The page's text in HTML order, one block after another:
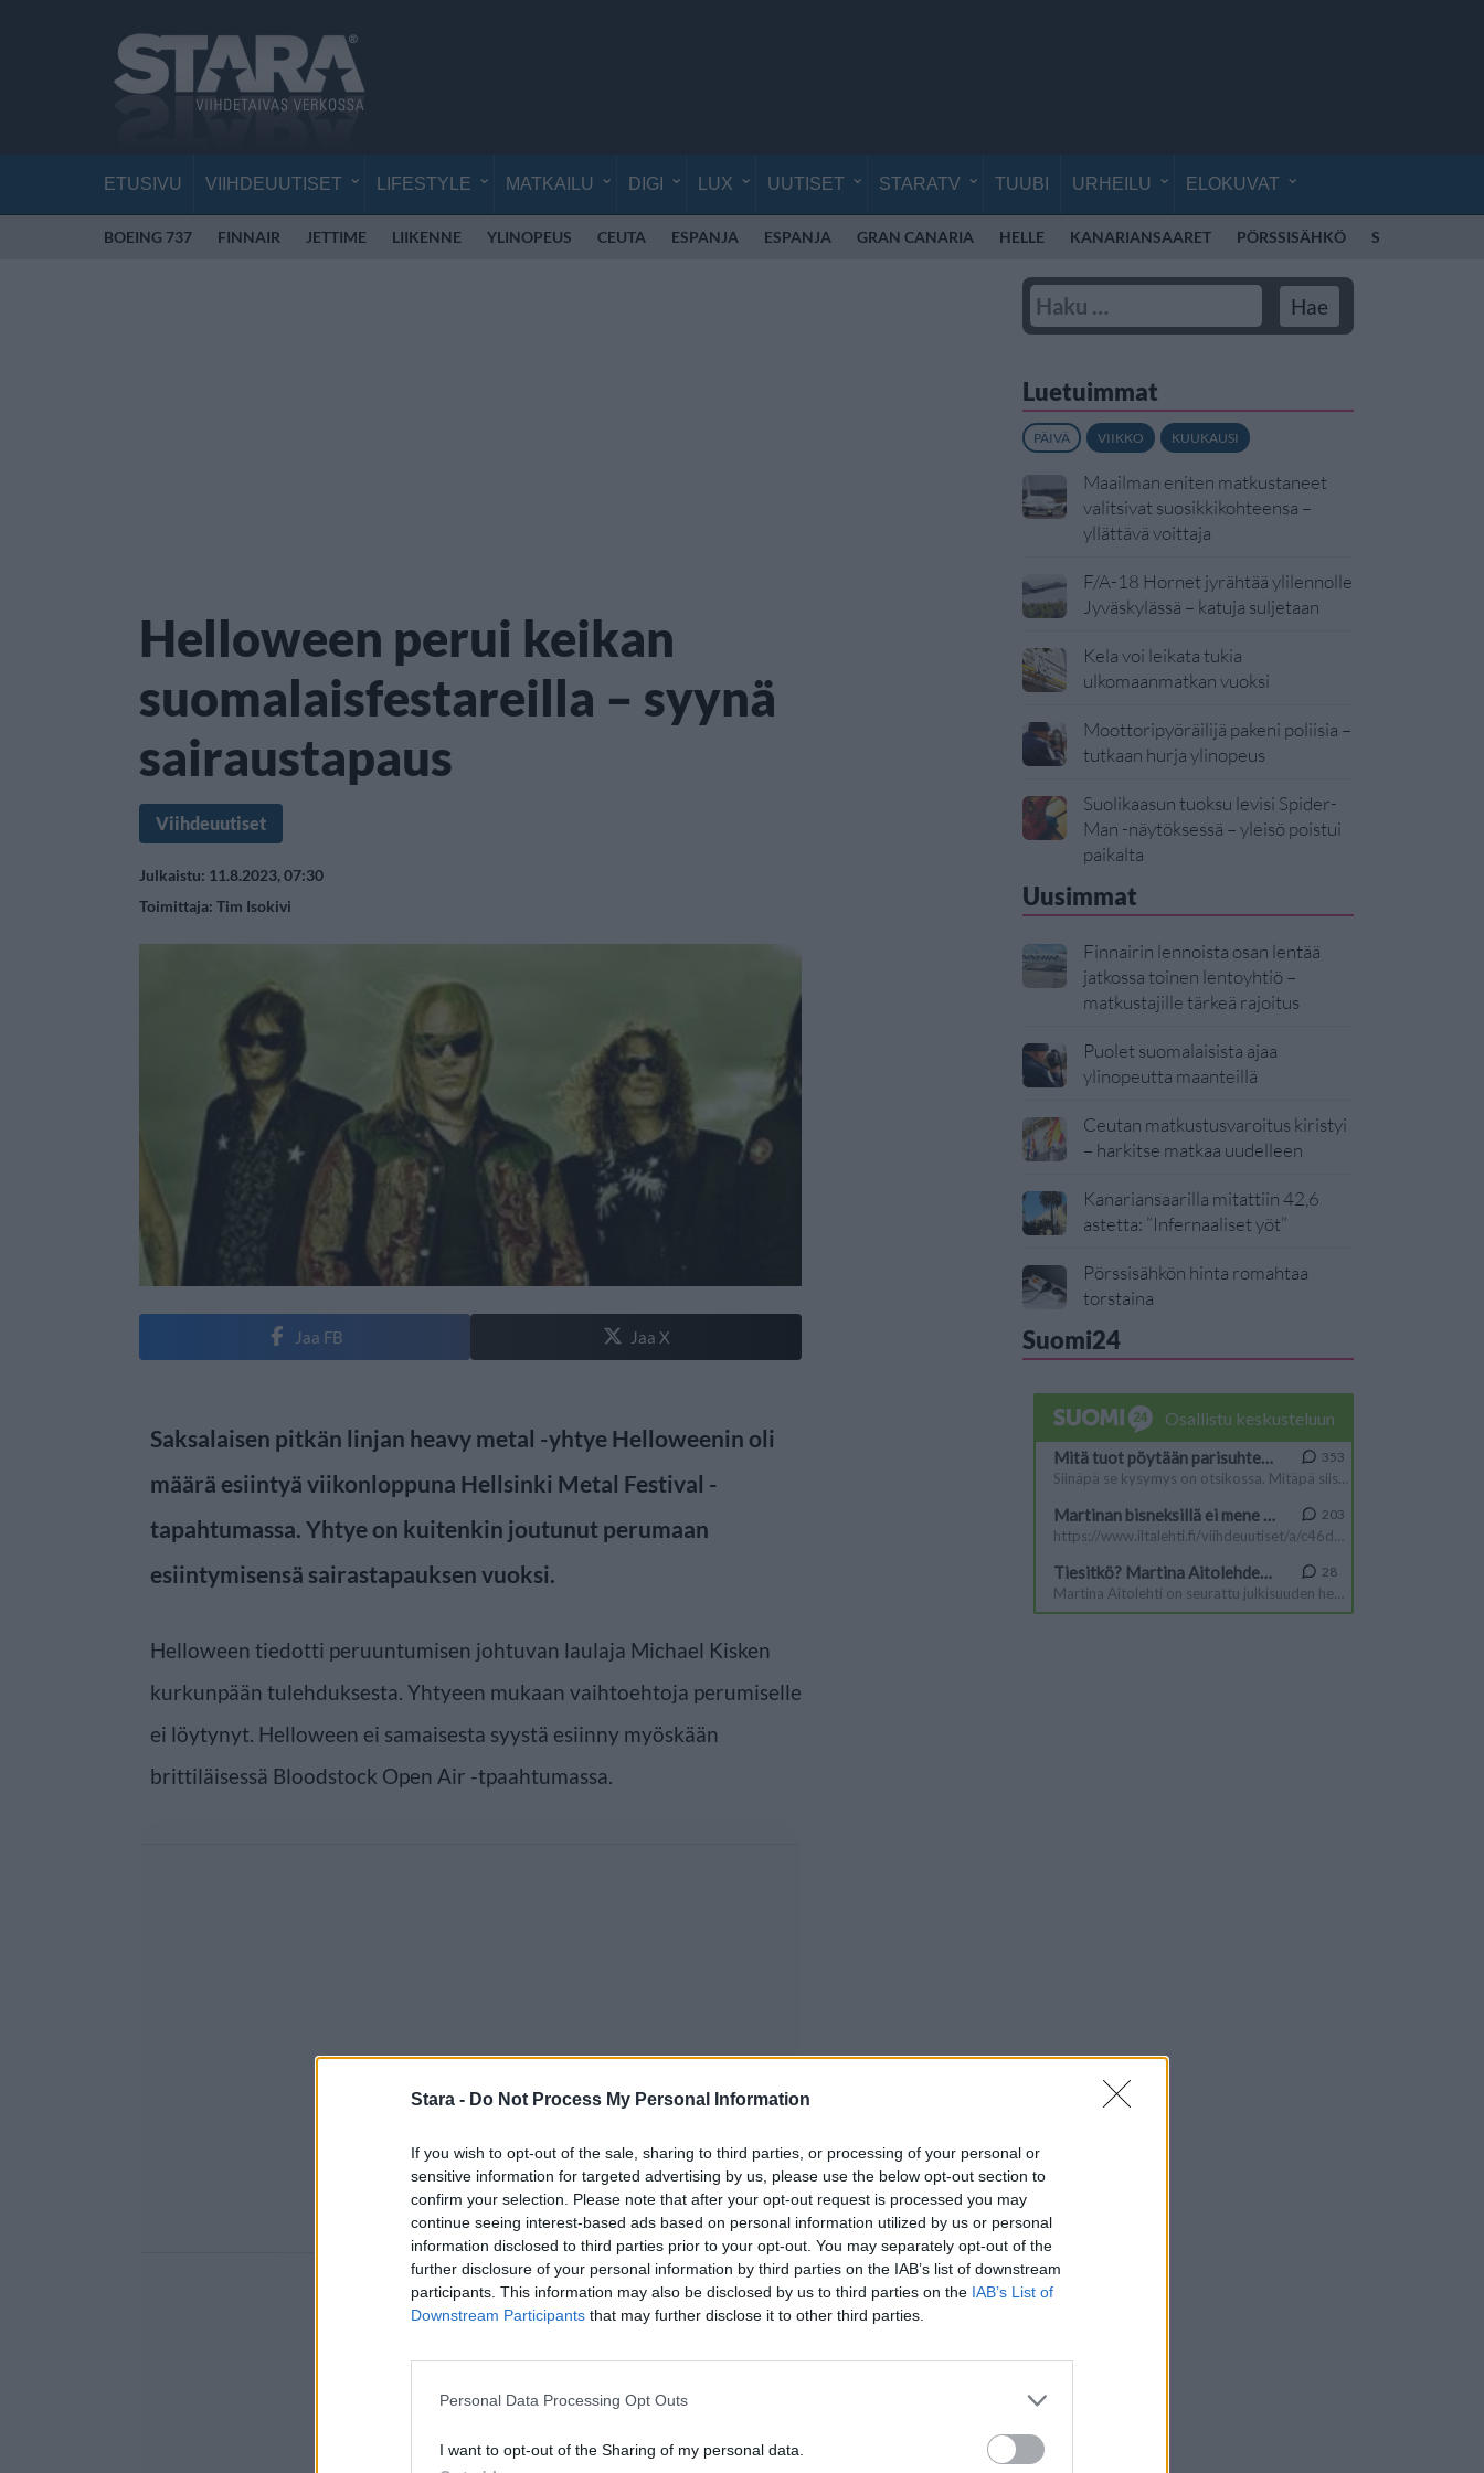
Stara - Do Not Process My Personal Information
If you wish to opt-out of the sale, sharing to third parties, or processing of your personal or
sensitive information for targeted advertising by us, please use the below opt-out section to
confirm your selection. Please note that after your opt-out request is processed you may
continue seeing interest-based ads based on personal information utilized by us or personal
information disclosed to third parties prior to your opt-out. You may separately opt-out of the
further disclosure of your personal information by third parties on the IAB’s list of downstream
participants. This information may also be disclosed by us to third parties on the IAB’s List of
Downstream Participants that may further disclose it to other third parties.
Personal Data Processing Opt Outs
I want to opt-out of the Sharing of my personal data.
ETUSIVU VIIHDEUUTISET LIFESTYLE MATKAILU DIGI LUX UUTISET STARATV TUUBI URHEILU ELOKUVAT
BOEING 737 FINNAIR JETTIME LIIKENNE YLINOPEUS CEUTA ESPANJA ESPANJA GRAN CANARIA HELLE KANARIANSAARET PÖRSSISÄHKÖ SÄHKÖ
Helloween perui keikan
suomalaisfestareilla – syynä
sairaustapaus
Viihdeuutiset
Julkaistu: 11.8.2023, 07:30
Toimittaja: Tim Isokivi
Jaa FB Jaa X
Saksalaisen pitkän linjan heavy metal -yhtye Helloweenin oli
määrä esiintyä viikonloppuna Hellsinki Metal Festival -
tapahtumassa. Yhtye on kuitenkin joutunut perumaan
esiintymisensä sairastapauksen vuoksi.
Helloween tiedotti peruuntumisen johtuvan laulaja Michael Kisken
kurkunpään tulehduksesta. Yhtyeen mukaan vaihtoehtoja perumiselle
ei löytynyt. Helloween ei samaisesta syystä esiinny myöskään
brittiläisessä Bloodstock Open Air -tpaahtumassa.
Luetuimmat
PÄIVÄ VIIKKO KUUKAUSI
Maailman eniten matkustaneet
valitsivat suosikkikohteensa –
yllättävä voittaja
F/A-18 Hornet jyrähtää ylilennolle
Jyväskylässä – katuja suljetaan
Kela voi leikata tukia
ulkomaanmatkan vuoksi
Moottoripyöräilijä pakeni poliisia –
tutkaan hurja ylinopeus
Suolikaasun tuoksu levisi Spider-
Man -näytöksessä – yleisö poistui
paikalta
Uusimmat
Finnairin lennoista osan lentää
jatkossa toinen lentoyhtiö –
matkustajille tärkeä rajoitus
Puolet suomalaisista ajaa
ylinopeutta maanteillä
Ceutan matkustusvaroitus kiristyi
– harkitse matkaa uudelleen
Kanariansaarilla mitattiin 42,6
astetta: ”Infernaaliset yöt”
Pörssisähkön hinta romahtaa
torstaina
Suomi24